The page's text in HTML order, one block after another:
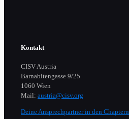
Kontakt
CISV Austria
Barnabitengasse 9/25
1060 Wien
Mail: austria@cisv.org
Deine Ansprechpartner in den Chaptern